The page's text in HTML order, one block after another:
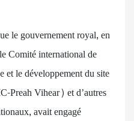
le gouvernement royal, en
Comité international de
et le développement du site
Preah Vihear) et d’autres
avait engagé